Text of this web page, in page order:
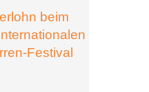
beim
Festival